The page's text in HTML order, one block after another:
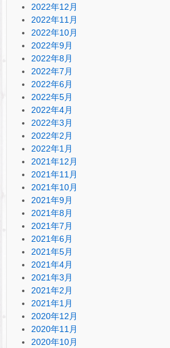
2022年12月
2022年11月
2022年10月
2022年9月
2022年8月
2022年7月
2022年6月
2022年5月
2022年4月
2022年3月
2022年2月
2022年1月
2021年12月
2021年11月
2021年10月
2021年9月
2021年8月
2021年7月
2021年6月
2021年5月
2021年4月
2021年3月
2021年2月
2021年1月
2020年12月
2020年11月
2020年10月